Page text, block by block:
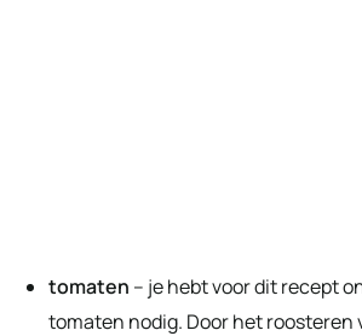
tomaten – je hebt voor dit recept
tomaten nodig. Door het roosteren